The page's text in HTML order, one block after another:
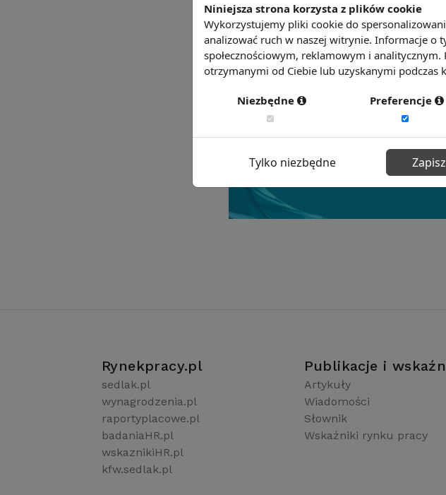
Chcesz wiedzieć więcej?
Zobacz
Rynekpracy.pl
sedlak.pl
wynagrodzenia.pl
raportyplacowe.pl
badaniaHR.pl
wskaznikiHR.pl
kfw.sedlak.pl
Publikacje i
Artykuły
Wiadomości
Słownik
Wskaźniki rynku pracy
Niniejsza strona korzysta z plików cookie
Wykorzystujemy pliki cookie do
analizować ruch w naszej witrynie. Informacje o
społecznościowym, reklamowym i
otrzymanymi od Ciebie lub uzyskanymi podczas
Niezbędne Preferencje
Tylko niezbędne